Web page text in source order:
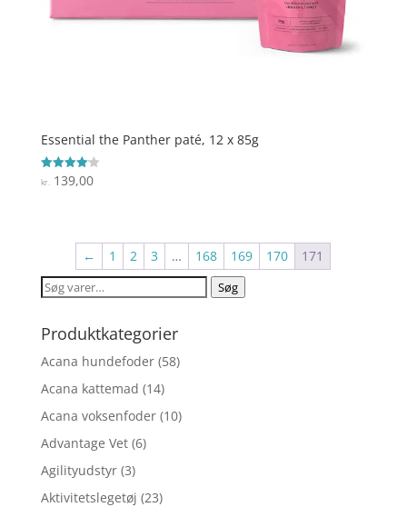
Essential the Panther paté, 12 x 85g
Vurderet
4.1
kr.139,00
← 1 2 3 … 168 169 170
171
Søg
Søg
Produktkategorier
Acana hundefoder (58)
Acana kattemad (14)
Acana voksenfoder (10)
Advantage Vet (6)
Agilityudstyr (3)
Aktivitetslegetøj (23)